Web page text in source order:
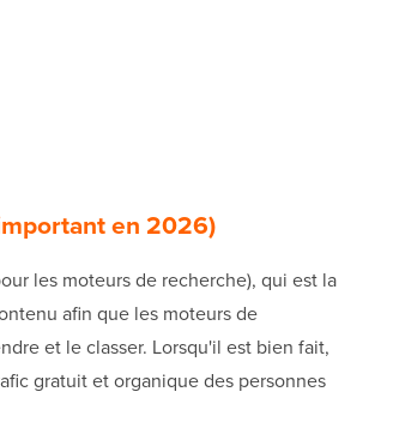
en 2026)
les moteurs de recherche), qui est la
afin que les moteurs de
et le classer. Lorsqu'il est bien fait,
gratuit et organique des personnes